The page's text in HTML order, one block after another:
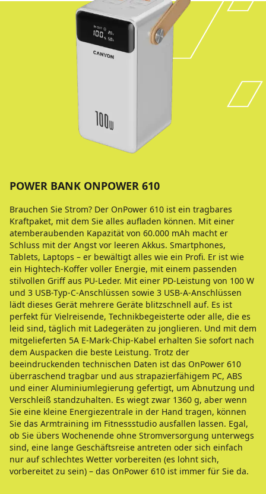
POWER BANK ONPOWER 610
Brauchen Sie Strom? Der OnPower 610 ist ein tragbares
Kraftpaket, mit dem Sie alles aufladen können. Mit einer
atemberaubenden Kapazität von 60.000 mAh macht er
Schluss mit der Angst vor leeren Akkus. Smartphones,
Tablets, Laptops – er bewältigt alles wie ein Profi. Er ist wie
ein Hightech-Koffer voller Energie, mit einem passenden
stilvollen Griff aus PU-Leder. Mit einer PD-Leistung von 100 W
und 3 USB-Typ-C-Anschlüssen sowie 3 USB-A-Anschlüssen
lädt dieses Gerät mehrere Geräte blitzschnell auf. Es ist
perfekt für Vielreisende, Technikbegeisterte oder alle, die es
leid sind, täglich mit Ladegeräten zu jonglieren. Und mit dem
mitgelieferten 5A E-Mark-Chip-Kabel erhalten Sie sofort nach
dem Auspacken die beste Leistung. Trotz der
beeindruckenden technischen Daten ist das OnPower 610
überraschend tragbar und aus strapazierfähigem PC, ABS
und einer Aluminiumlegierung gefertigt, um Abnutzung und
Verschleiß standzuhalten. Es wiegt zwar 1360 g, aber wenn
Sie eine kleine Energiezentrale in der Hand tragen, können
Sie das Armtraining im Fitnessstudio ausfallen lassen. Egal,
ob Sie übers Wochenende ohne Stromversorgung unterwegs
sind, eine lange Geschäftsreise antreten oder sich einfach
nur auf schlechtes Wetter vorbereiten (es lohnt sich,
vorbereitet zu sein) – das OnPower 610 ist immer für Sie da.